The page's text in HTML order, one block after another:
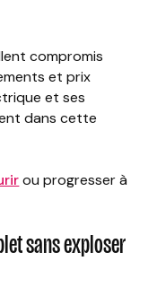
compromis
et prix
et ses
dans cette
ou progresser à
sans exploser